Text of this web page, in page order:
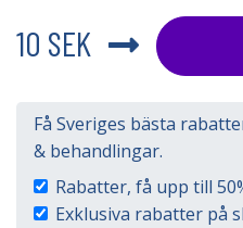
10 SEK
Få Sveriges bästa
& behandlingar.
Rabatter, få upp till
Exklusiva rabatter på